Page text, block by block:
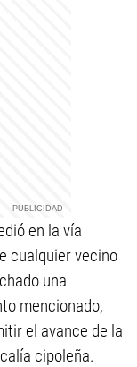
en la vía
cualquier vecino
una
mencionado,
el avance de la
cipoleña.